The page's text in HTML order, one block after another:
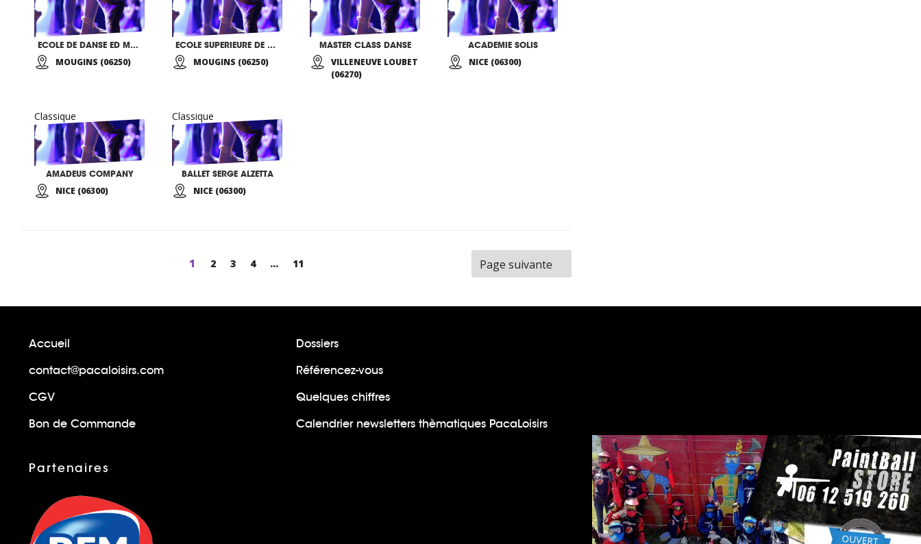
ECOLE DE DANSE ED MACKENZIE
MOUGINS (06250)
ECOLE SUPERIEURE DE DANSE DE CANNES ROSELLA HIGHTOWER
MOUGINS (06250)
MASTER CLASS DANSE
VILLENEUVE LOUBET
(06270)
ACADEMIE SOLIS
NICE (06300)
Classique
AMADEUS COMPANY
NICE (06300)
Classique
BALLET SERGE ALZETTA
NICE (06300)
Page
1 Page
2 Page
3 Page
4 ... Page
11 Page suivante
Accueil
Dossiers
contact@pacaloisirs.com
Référencez-vous
CGV
Quelques chiffres
Bon de Commande
Calendrier newsletters thèmatiques PacaLoisirs
Partenaires